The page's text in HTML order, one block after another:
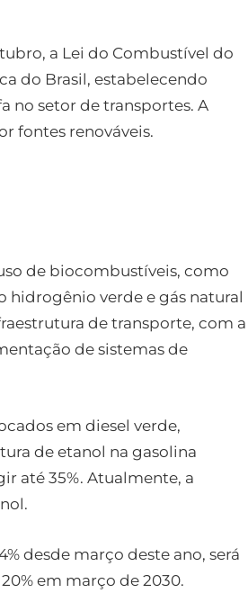
a Lei do Combustível do
do Brasil, estabelecendo
no setor de transportes. A
fontes renováveis.
de biocombustíveis, como
hidrogênio verde e gás natural
de transporte, com a
de sistemas de
em diesel verde,
de etanol na gasolina
até 35%. Atualmente, a
desde março deste ano, será
em março de 2030.